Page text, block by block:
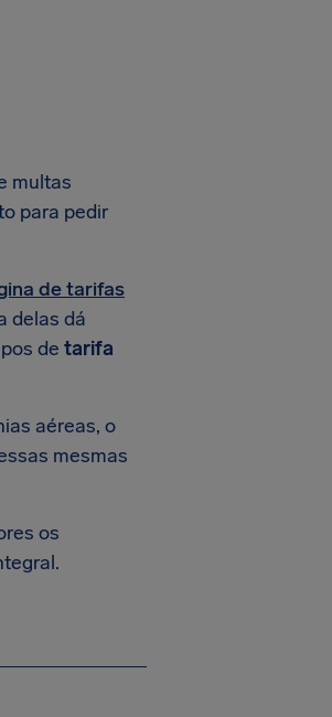
multas
para pedir
de tarifas
delas dá
de tarifa
aéreas, o
mesmas
os